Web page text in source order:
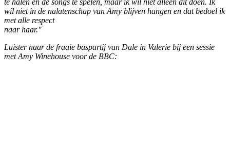
te halen en de songs te spelen, maar ik wil niet alleen dit doen. Ik
wil niet in de nalatenschap van Amy blijven hangen en dat bedoel ik
met alle respect
naar haar."
Luister naar de fraaie baspartij van Dale in Valerie bij een sessie
met Amy Winehouse voor de BBC: